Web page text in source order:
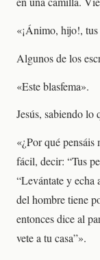
«¡Ánimo, hijo!, tus
Algunos de los
«Este blasfema».
Jesús, sabiendo lo
«¿Por qué pensáis
fácil, decir: “Tus
“Levántate y echa
del hombre tiene
entonces dice al
vete a tu casa”».